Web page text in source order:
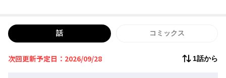
話 コミックス
次回更新予定日：2026/09/28 1話から